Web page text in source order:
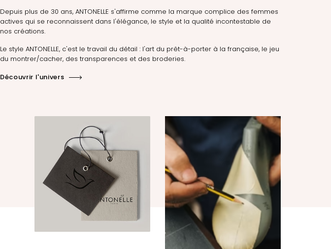
Depuis plus de 30 ans, ANTONELLE s'affirme comme la marque complice des femmes
actives qui se reconnaissent dans l'élégance, le style et la qualité incontestable de
nos créations.
Le style ANTONELLE, c'est le travail du détail : l'art du prêt-à-porter à la française, le jeu
du montrer/cacher, des transparences et des broderies.
Découvrir l'univers